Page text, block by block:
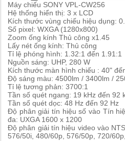
Máy chiếu SONY VPL-CW256
Hệ thống hiển thị: 3 x LCD
Kích thước vùng chiếu hiệu dụng:
Số pixel: WXGA (1280x800)
Zoom ống kính Thủ công x1.45
Lấy nét ống kính: Thủ công
Tỉ lệ phóng hình: 1.32:1 đến 1.91:1
Nguồn sáng: UHP, 280 W
Kích thước màn hình chiếu : 40"
Độ sáng màu: 4500lm / 3400lm /
Tỉ lệ tương phản: 3700:1
Tần số quét ngang: 19 kHz đến 92
Tần số quét dọc: 48 Hz đến 92 Hz
Độ phân giải tín hiệu số vào Tín
đa: UXGA 1600 x 1200
Độ phân giải tín hiệu video vào
576/50i, 480/60p, 576/50p, 720/